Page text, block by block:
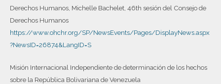
Derechos Humanos, Michelle Bachelet, 46th sesión del Consejo de
Derechos Humanos
https://www.ohchr.org/SP/NewsEvents/Pages/DisplayNews.aspx
?NewsID=26874&LangID=S
Misión Internacional Independiente de determinación de los hechos
sobre la República Bolivariana de Venezuela